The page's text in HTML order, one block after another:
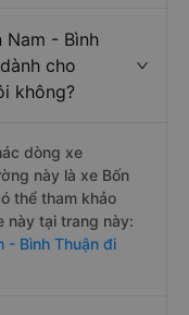
Nam - Bình
cho
không?
dòng xe
này là xe Bốn
thể tham khảo
này tại trang này:
- Bình Thuận đi